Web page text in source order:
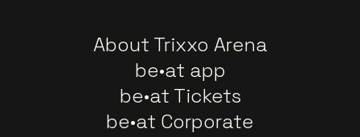
About Trixxo Arena
be•at app
be•at Tickets
be•at Corporate